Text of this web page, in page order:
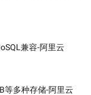
兼容-阿里云
等多种存储-阿里云